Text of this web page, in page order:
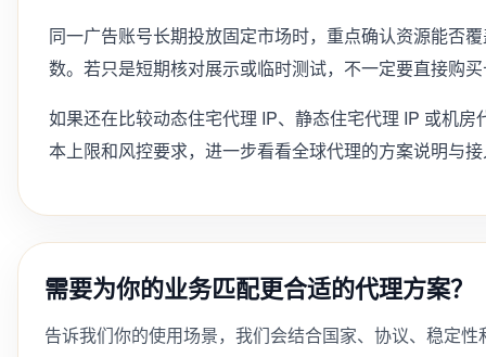
同一广告账号长期投放固定市场时，重点确认资源能否
数。若只是短期核对展示或临时测试，不一定要直接购
如果还在比较动态住宅代理 IP、静态住宅代理 IP 或机
本上限和风控要求，进一步看看全球代理的方案说明与
需要为你的业务匹配更合适的代理方案？
告诉我们你的使用场景，我们会结合国家、协议、稳定